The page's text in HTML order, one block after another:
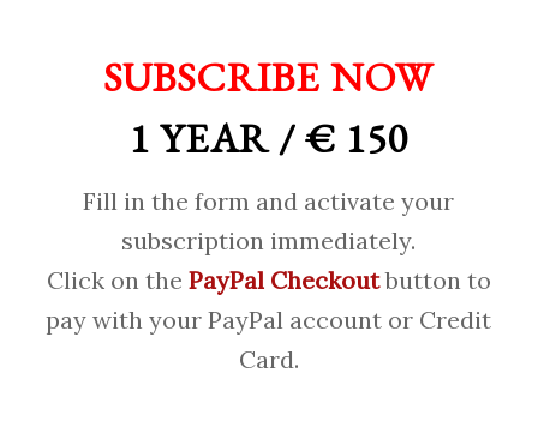
SUBSCRIBE NOW
1 YEAR / € 150
Fill in the form and activate your
subscription immediately.
Click on the PayPal Checkoutbutton to
pay with your PayPal account or Credit
Card.